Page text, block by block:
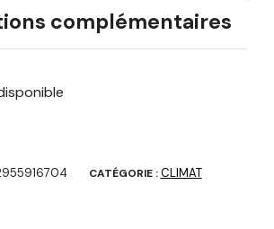
complémentaires
CATÉGORIE :CLIMAT